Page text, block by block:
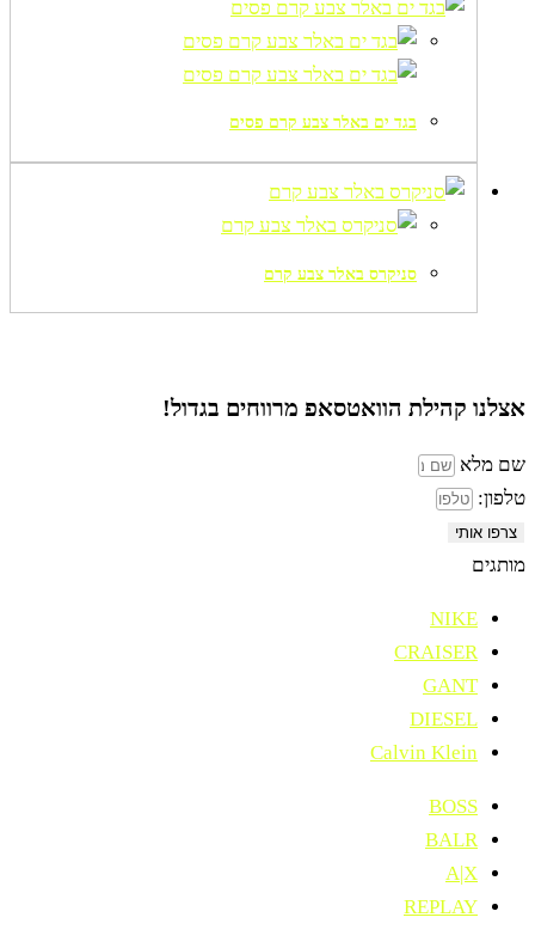
בגד ים באלר צבע קרם פסים
סניקרס באלר צבע קרם
אצלנו קהילת הוואטסאפ מרווחים בגדול!
שם מלא
טלפון:
צרפו אותי
מותגים
NIKE
CRAISER
GANT
DIESEL
Calvin Klein
BOSS
BALR
A|X
REPLAY